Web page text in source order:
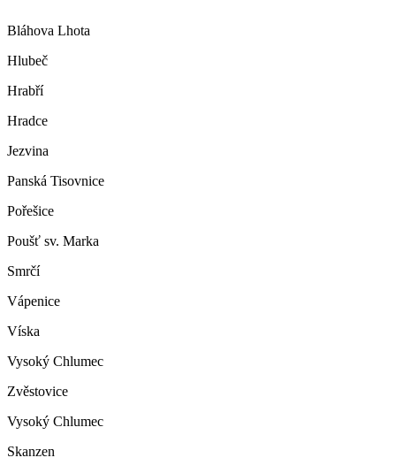
Bláhova Lhota
Hlubeč
Hrabří
Hradce
Jezvina
Panská Tisovnice
Pořešice
Poušť sv. Marka
Smrčí
Vápenice
Víska
Vysoký Chlumec
Zvěstovice
Vysoký Chlumec
Skanzen